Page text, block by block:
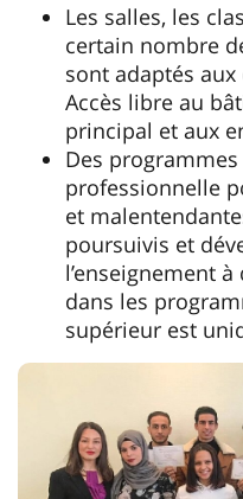
Les salles, les
certain nombre
sont adaptés
Accès libre au
principal et aux
Des
professionnelle
et
poursuivis et
l’enseignement
dans les
supérieur est